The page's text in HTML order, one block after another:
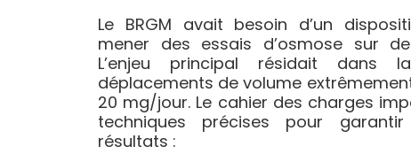
Le BRGM avait besoin d’un
mener des essais d’osmose sur
L’enjeu principal résidait dans
déplacements de volume
20 mg/jour. Le cahier des charges
techniques précises pour
résultats :